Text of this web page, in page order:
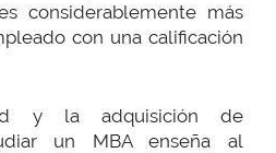
considerablemente más
con una calificación
y la adquisición de
un MBA enseña al